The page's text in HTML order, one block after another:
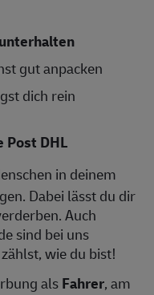
unterhalten
gut anpacken
dich rein
Post DHL
in deinem
Dabei lässt du dir
Auch
sind bei uns
wie du bist!
alsFahrer, am